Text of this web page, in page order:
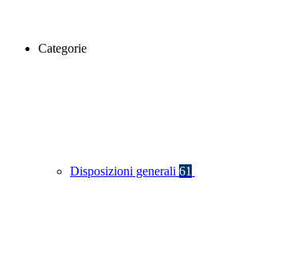
Categorie
Disposizioni generali 61